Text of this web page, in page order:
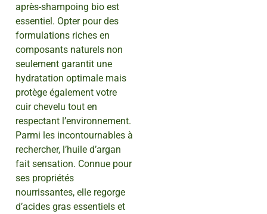
après-shampoing bio est
essentiel. Opter pour des
formulations riches en
composants naturels non
seulement garantit une
hydratation optimale mais
protège également votre
cuir chevelu tout en
respectant l’environnement.
Parmi les incontournables à
rechercher, l’huile d’argan
fait sensation. Connue pour
ses propriétés
nourrissantes, elle regorge
d’acides gras essentiels et